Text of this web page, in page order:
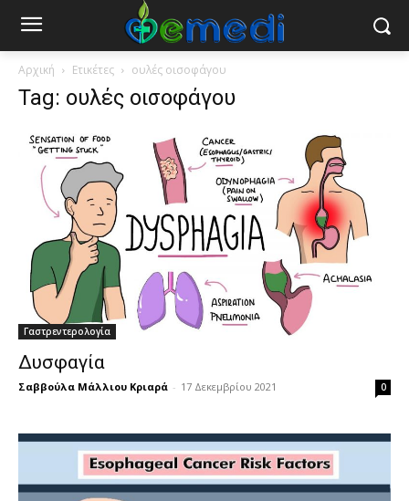
Αρχική Ετικέτες ουλές οισοφάγου
Tag: ουλές οισοφάγου
Γαστρεντερολογία
Δυσφαγία
Σαββούλα Μάλλιου Κριαρά - 17 Δεκεμβρίου 2021 0